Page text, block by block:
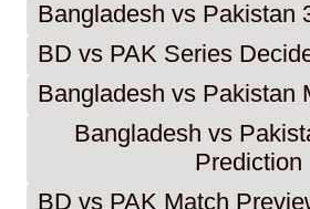
Bangladesh vs Pakistan
BD vs PAK Series
Bangladesh vs Pakistan
Bangladesh vs
Prediction
BD vs PAK Match